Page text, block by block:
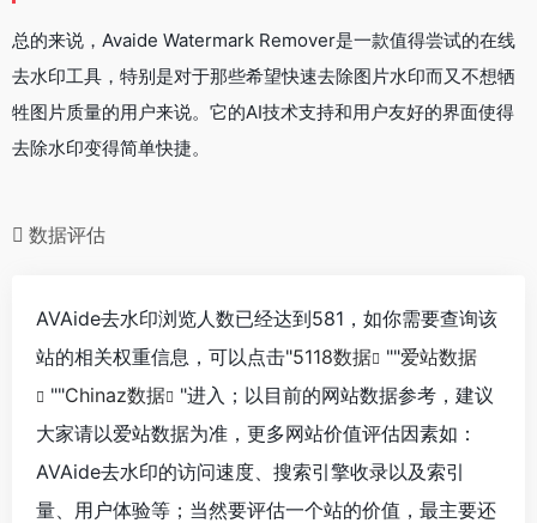
总的来说，Avaide Watermark Remover是一款值得尝试的在线
去水印工具，特别是对于那些希望快速去除图片水印而又不想牺
牲图片质量的用户来说。它的AI技术支持和用户友好的界面使得
去除水印变得简单快捷。
数据评估
AVAide去水印浏览人数已经达到581，如你需要查询该
站的相关权重信息，可以点击"5118数据 ""爱站数据
""Chinaz数据
"进入；以目前的网站数据参考，建议
大家请以爱站数据为准，更多网站价值评估因素如：
AVAide去水印的访问速度、搜索引擎收录以及索引
量、用户体验等；当然要评估一个站的价值，最主要还